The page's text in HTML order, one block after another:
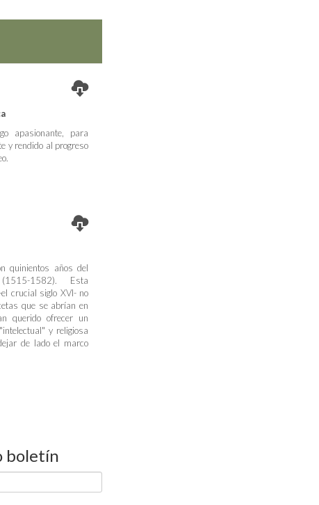
apasionante, para
y rendido al progreso
quinientos años del
(1515-1582). Esta
crucial siglo XVI- no
que se abrían en
querido ofrecer un
y religiosa
de lado el marco
boletín